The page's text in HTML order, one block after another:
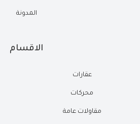
المدونة
الاقسام
عقارات
محركات
مقاولات عامة